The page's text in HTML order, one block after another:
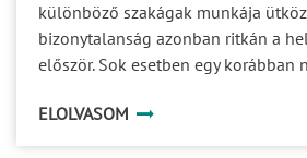
különböző szakágak munkája
bizonytalanság azonban ritkán a
először. Sok esetben egy korábban
a tervezés során még kisebb
ELOLVASOM